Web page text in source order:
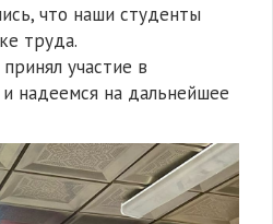
что наши студенты
труда.
участие в
надеемся на дальнейшее